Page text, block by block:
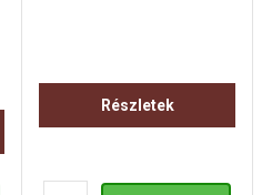
Részletek